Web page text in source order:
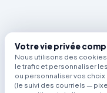
Votre vie privée
Nous utilisons des
le trafic et personnaliser
ou personnaliser vos choix
(le suivi des courriels —